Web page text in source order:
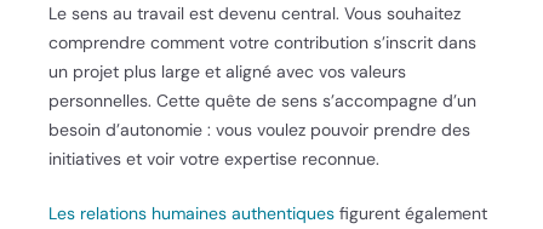
Le sens au travail est devenu central. Vous souhaitez
comprendre comment votre contribution s’inscrit dans
un projet plus large et aligné avec vos valeurs
personnelles. Cette quête de sens s’accompagne d’un
besoin d’autonomie : vous voulez pouvoir prendre des
initiatives et voir votre expertise reconnue.
Les relations humaines authentiques figurent également